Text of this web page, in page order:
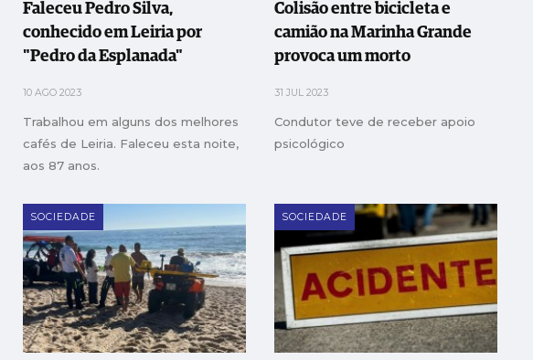
Faleceu Pedro Silva,
conhecido em Leiria por
"Pedro da Esplanada"
10 AGO 2023
Trabalhou em alguns dos melhores
cafés de Leiria. Faleceu esta noite,
aos 87 anos.
Colisão entre bicicleta e
camião na Marinha Grande
provoca um morto
31 JUL 2023
Condutor teve de receber apoio
psicológico
SOCIEDADE SOCIEDADE